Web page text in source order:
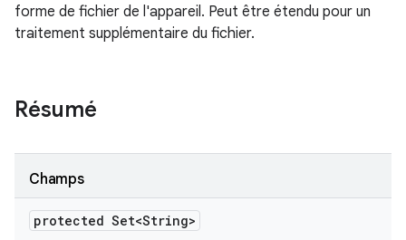
forme de fichier de l'appareil. Peut être étendu pour un
traitement supplémentaire du fichier.
Résumé
Champs
protected Set<String>